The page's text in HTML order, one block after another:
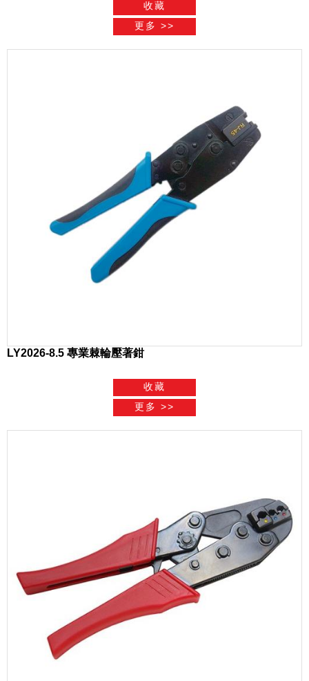
LY2026-8.5 專業棘輪壓著鉗